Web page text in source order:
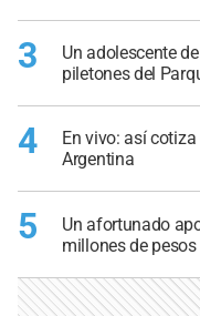
3
Un adolescente
piletones del
4
En vivo: así
Argentina
5
Un afortunado
millones de